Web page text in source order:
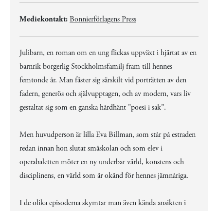
Mediekontakt: Bonnierförlagens Press
Julibarn, en roman om en ung flickas uppväxt i hjärtat av en
barnrik borgerlig Stockholmsfamilj fram till hennes
femtonde år. Man fäster sig särskilt vid porträtten av den
fadern, generös och självupptagen, och av modern, vars liv
gestaltat sig som en ganska hårdhänt "poesi i sak".
Men huvudperson är lilla Eva Billman, som står på estraden
redan innan hon slutat småskolan och som elev i
operabaletten möter en ny underbar värld, konstens och
disciplinens, en värld som är okänd för hennes jämnåriga.
I de olika episoderna skymtar man även kända ansikten i